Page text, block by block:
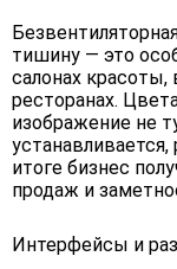
тишину — это
салонах
ресторанах.
изображение не
итоге бизнес
продаж и
Интерфейсы и